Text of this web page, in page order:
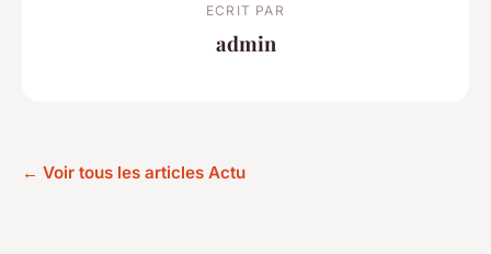
ECRIT PAR
admin
← Voir tous les articles Actu